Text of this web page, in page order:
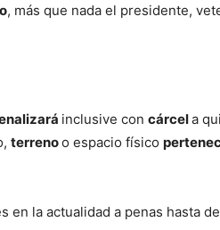
, más que nada el presidente,
inclusive con cárcela
terrenoo espacio físico
en la actualidad a penas hasta de